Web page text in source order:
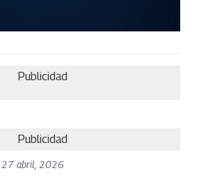
Publicidad
Publicidad
27 abril, 2026